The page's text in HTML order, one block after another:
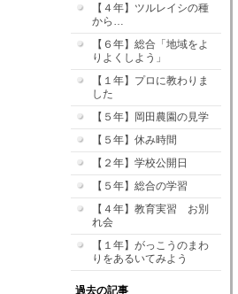
【４年】ツルレイシの種
から…
【６年】総合「地域をよ
りよくしよう」
【１年】プロに教わりま
した
【５年】岡田農園の見学
【５年】休み時間
【２年】学校公開日
【５年】総合の学習
【４年】教育実習 お別
れ会
【１年】がっこうのまわ
りをあるいてみよう
過去の記事